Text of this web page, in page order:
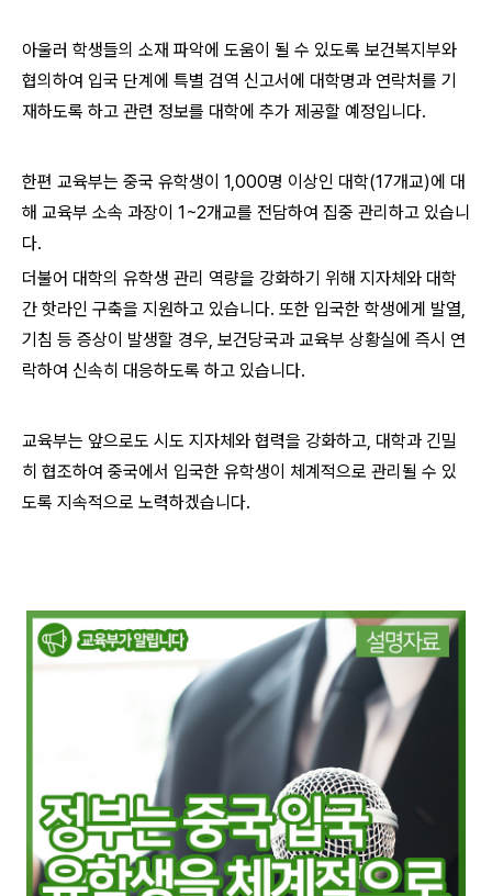
아울러 학생들의 소재 파악에 도움이 될 수 있도록 보건복지부와
협의하여 입국 단계에 특별 검역 신고서에 대학명과 연락처를 기
재하도록 하고 관련 정보를 대학에 추가 제공할 예정입니다.
한편 교육부는 중국 유학생이 1,000명 이상인 대학(17개교)에 대
해 교육부 소속 과장이 1~2개교를 전담하여 집중 관리하고 있습니
다.
더불어 대학의 유학생 관리 역량을 강화하기 위해 지자체와 대학
간 핫라인 구축을 지원하고 있습니다. 또한 입국한 학생에게 발열,
기침 등 증상이 발생할 경우, 보건당국과 교육부 상황실에 즉시 연
락하여 신속히 대응하도록 하고 있습니다.
교육부는 앞으로도 시도 지자체와 협력을 강화하고, 대학과 긴밀
히 협조하여 중국에서 입국한 유학생이 체계적으로 관리될 수 있
도록 지속적으로 노력하겠습니다.